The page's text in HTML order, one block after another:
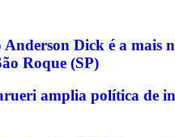
Dick é a mais
Roque (SP)
amplia política de